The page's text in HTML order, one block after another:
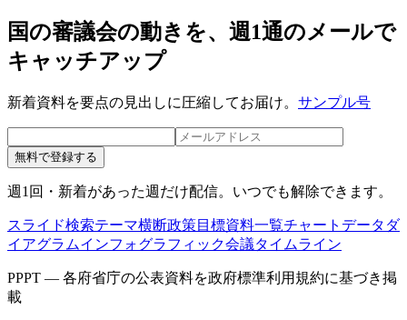
国の審議会の動きを、週1通のメールで
キャッチアップ
新着資料を要点の見出しに圧縮してお届け。 サンプル号
無料で登録する
週1回・新着があった週だけ配信。いつでも解除できます。
スライド検索テーマ横断政策目標資料一覧チャートデータ ダ
イアグラムインフォグラフィック会議タイムライン
PPPT — 各府省庁の公表資料を政府標準利用規約に基づき掲
載